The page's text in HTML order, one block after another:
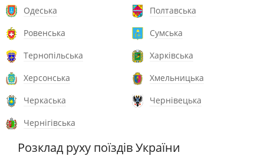
Одеська
Полтавська
Ровенська
Сумська
Тернопільська
Харківська
Херсонська
Хмельницька
Черкаська
Чернівецька
Чернігівська
Розклад руху поїздів України